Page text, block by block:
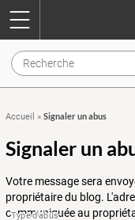
Accueil » Signaler un abus
Signaler un
Votre message sera
propriétaire du blog.
communiquée au